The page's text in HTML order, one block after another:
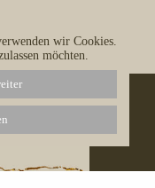
wir Cookies.
möchten.